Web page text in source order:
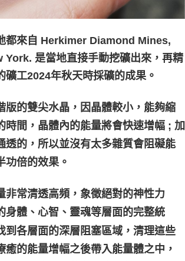
都來自 Herkimer Diamond Mines,
是當地直接手動挖礦出來，再精
礦工2024年秋天時採礦的成果。
版的雙尖水晶，因晶體較小，能夠縮
時間，晶體內的能量將會快速增幅 ; 加
透的，所以並沒有太多雜質會阻礙能
功倍的效果。
非常清透高頻，象徵絕對的神性力
身體、心智、靈魂等層面的完整統
到各層面的深層阻塞區域，清理這些
癒的能量增幅之後帶入能量體之中，